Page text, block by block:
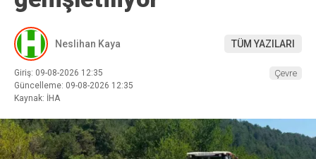
Neslihan Kaya TÜM YAZILARI
Giriş: 09-08-2026 12:35
Güncelleme: 09-08-2026 12:35
Kaynak: İHA
Çevre